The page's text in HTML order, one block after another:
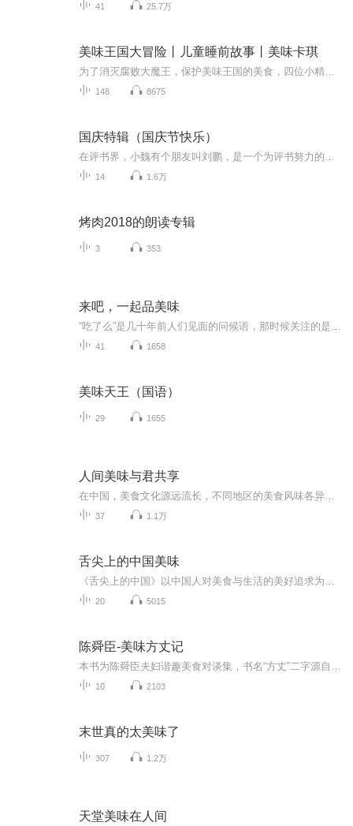
41 25.7万
美味王国大冒险丨儿童睡前故事丨美味卡琪
148 8675
国庆特辑（国庆节快乐）
14 1.6万
烤肉2018的朗读专辑
3 353
来吧，一起品美味
41 1658
美味天王（国语）
29 1655
人间美味与君共享
37 1.1万
舌尖上的中国美味
20 5015
陈舜臣-美味方丈记
10 2103
末世真的太美味了
307 1.2万
天堂美味在人间